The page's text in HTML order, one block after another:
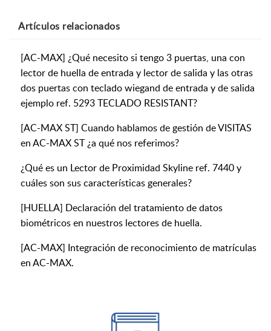
Artículos relacionados
[AC-MAX] ¿Qué necesito si tengo 3 puertas, una con
lector de huella de entrada y lector de salida y las otras
dos puertas con teclado wiegand de entrada y de salida
ejemplo ref. 5293 TECLADO RESISTANT?
[AC-MAX ST] Cuando hablamos de gestión de VISITAS
en AC-MAX ST ¿a qué nos referimos?
¿Qué es un Lector de Proximidad Skyline ref. 7440 y
cuáles son sus características generales?
[HUELLA] Declaración del tratamiento de datos
biométricos en nuestros lectores de huella.
[AC-MAX] Integración de reconocimiento de matrículas
en AC-MAX.